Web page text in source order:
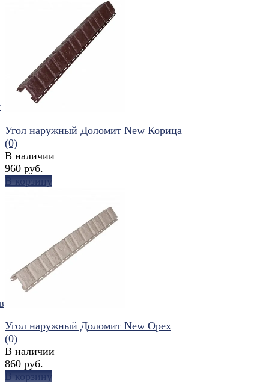
сравнить
Угол наружный Доломит New Корица
(0)
В наличии
960 руб.
В корзину
Угол наружный Доломит New Орех
(0)
В наличии
860 руб.
В корзину